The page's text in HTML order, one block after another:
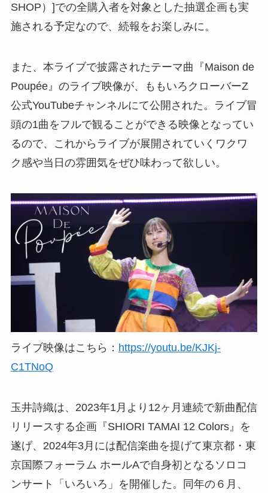
SHOP）]での全購入者を対象とした抽選企画も実
施される予定なので、続報をお楽しみに。
また、本ライブで披露されたテーマ曲『Maison de
Poupée』のライブ映像が、ももいろクローバーZ
公式YouTubeチャンネルにて公開された。ライブ冒
頭の1曲をフルで観ることができる映像となってい
るので、これからライブが展開されていくワクワ
ク感や当日の雰囲気をぜひ味わって欲しい。
ライブ映像はこちら： https://youtu.be/KJKj-
C1TNoQ
玉井詩織は、2023年1月より12ヶ月連続で新曲配信
リリースする企画『SHIORI TAMAI 12 Colors』を
遂げ、2024年3月には配信楽曲を提げて東京都・東
京国際フォーラム ホールAで自身初となるソロコ
ンサート「いろいろ」を開催した。同年の６月、